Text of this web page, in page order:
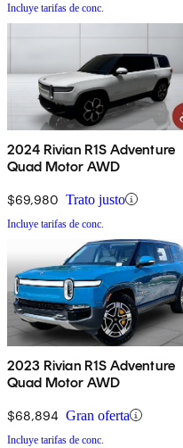
Incluye tarifas de conc.
2024 Rivian R1S Adventure
Quad Motor AWD
$69,980 Trato justo
Incluye tarifas de conc.
2023 Rivian R1S Adventure
Quad Motor AWD
$68,894 Gran oferta
Incluye tarifas de conc.